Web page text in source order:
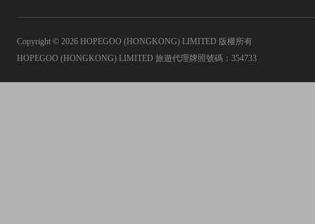
Copyright © 2026 HOPEGOO (HONGKONG) LIMITED 版權所有
HOPEGOO (HONGKONG) LIMITED 旅遊代理牌照號碼：354733